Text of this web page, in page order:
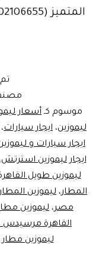
المتميز (01102106655) خدمة إيجار ليموزين…
موسوم كـ أسعار
ليموزين، ايجار سيارات،
ايجار سيارات و
ايجار ليموزين استرتش
ليموزين طويل
المطار، ليموزين
مصر، ليموزين
القاهرة مرسيدس
ليموزين